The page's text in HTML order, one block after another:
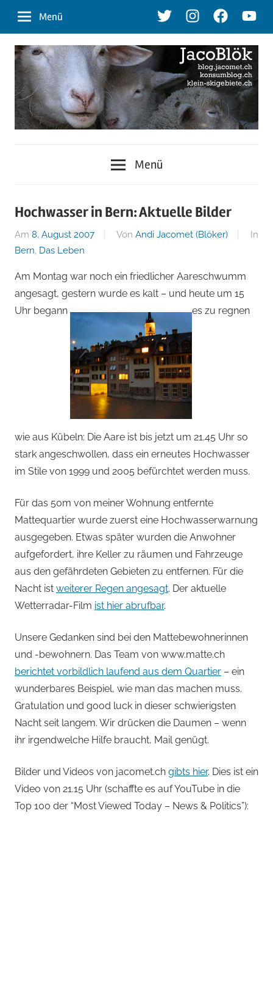
Inhalt
TwitterInstagramFacebook
Menü
der
Blog
von
Andi
Jacomet
klein-
Menü
Hochwasser in Bern: Aktuelle Bilder
Am 8. August 2007 Von Andi Jacomet (Blöker)
In
Bern, Das Leben
Am Montag war noch ein friedlicher Aareschwumm
angesagt, gestern wurde es kalt – und heute um 15
Uhr begann
es zu regnen
wie aus Kübeln: Die Aare ist bis jetzt um 21.45 Uhr so
stark angeschwollen, dass ein erneutes Hochwasser
im Stile von 1999 und 2005 befürchtet werden muss.
Für das 50m von meiner Wohnung entfernte
Mattequartier wurde zuerst eine Hochwasserwarnung
ausgegeben. Etwas später wurden die Anwohner
aufgefordert, ihre Keller zu räumen und Fahrzeuge
aus den gefährdeten Gebieten zu entfernen. Für die
Nacht ist weiterer Regen angesagt. Der aktuelle
Wetterradar-Film ist hier abrufbar.
Unsere Gedanken sind bei den Mattebewohnerinnen
und -bewohnern. Das Team von www.matte.ch
berichtet vorbildlich laufend aus dem Quartier – ein
wunderbares Beispiel, wie man das machen muss.
Gratulation und good luck in dieser schwierigsten
Nacht seit langem. Wir drücken die Daumen – wenn
ihr irgendwelche Hilfe braucht, Mail genügt.
Bilder und Videos von jacomet.ch gibts hier. Dies ist ein
Video von 21.15 Uhr (schaffte es auf YouTube in die
Top 100 der “Most Viewed Today – News & Politics”):